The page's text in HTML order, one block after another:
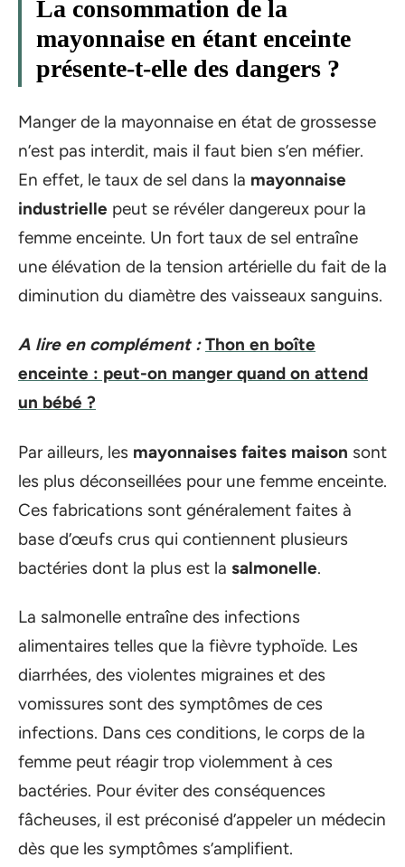
La consommation de la
mayonnaise en étant enceinte
présente-t-elle des dangers ?
Manger de la mayonnaise en état de grossesse
n’est pas interdit, mais il faut bien s’en méfier.
En effet, le taux de sel dans la mayonnaise
industrielle peut se révéler dangereux pour la
femme enceinte. Un fort taux de sel entraîne
une élévation de la tension artérielle du fait de la
diminution du diamètre des vaisseaux sanguins.
A lire en complément : Thon en boîte
enceinte : peut-on manger quand on attend
un bébé ?
Par ailleurs, les mayonnaises faites maison sont
les plus déconseillées pour une femme enceinte.
Ces fabrications sont généralement faites à
base d’œufs crus qui contiennent plusieurs
bactéries dont la plus est la salmonelle.
La salmonelle entraîne des infections
alimentaires telles que la fièvre typhoïde. Les
diarrhées, des violentes migraines et des
vomissures sont des symptômes de ces
infections. Dans ces conditions, le corps de la
femme peut réagir trop violemment à ces
bactéries. Pour éviter des conséquences
fâcheuses, il est préconisé d’appeler un médecin
dès que les symptômes s’amplifient.